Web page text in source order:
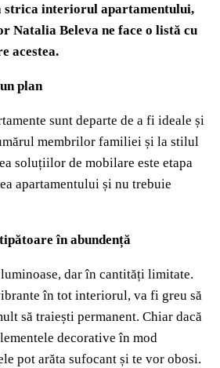
strica interiorul apartamentului,
Natalia Beleva ne face o listă cu
acestea.
plan
sunt departe de a fi ideale și
membrilor familiei și la stilul
soluțiilor de mobilare este etapa
apartamentului și nu trebuie
în abundență
luminoase, dar în cantități limitate.
în tot interiorul, va fi greu să
să traiești permanent. Chiar dacă
decorative în mod
pot arăta sufocant și te vor obosi.